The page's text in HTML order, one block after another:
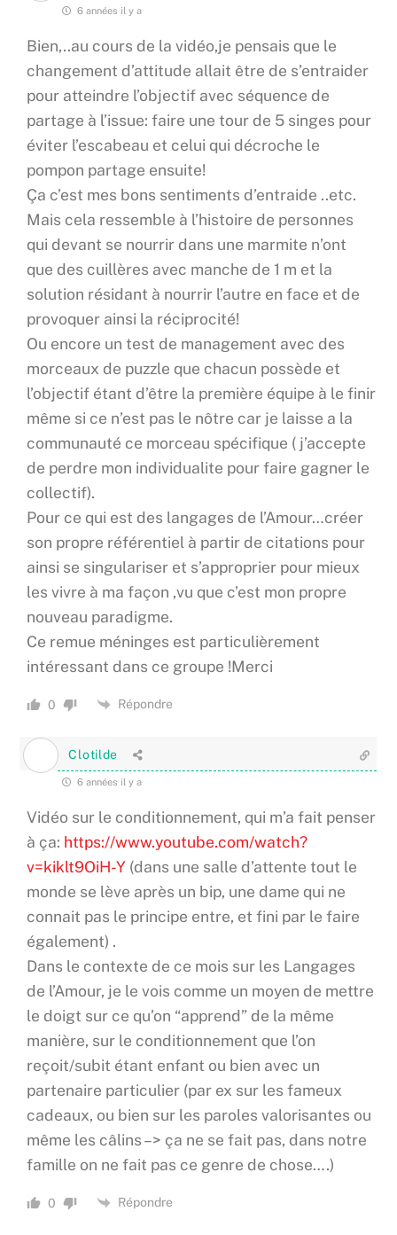
6 années il y a
Bien,..au cours de la vidéo,je pensais que le
changement d’attitude allait être de s’entraider
pour atteindre l’objectif avec séquence de
partage à l’issue: faire une tour de 5 singes pour
éviter l’escabeau et celui qui décroche le
pompon partage ensuite!
Ça c’est mes bons sentiments d’entraide ..etc.
Mais cela ressemble à l’histoire de personnes
qui devant se nourrir dans une marmite n’ont
que des cuillères avec manche de 1 m et la
solution résidant à nourrir l’autre en face et de
provoquer ainsi la réciprocité!
Ou encore un test de management avec des
morceaux de puzzle que chacun possède et
l’objectif étant d’être la première équipe à le finir
même si ce n’est pas le nôtre car je laisse a la
communauté ce morceau spécifique ( j’accepte
de perdre mon individualite pour faire gagner le
collectif).
Pour ce qui est des langages de l’Amour…créer
son propre référentiel à partir de citations pour
ainsi se singulariser et s’approprier pour mieux
les vivre à ma façon ,vu que c’est mon propre
nouveau paradigme.
Ce remue méninges est particulièrement
intéressant dans ce groupe !Merci
0 Répondre
Clotilde
6 années il y a
Vidéo sur le conditionnement, qui m’a fait penser
à ça: https://www.youtube.com/watch?
v=kiklt9OiH-Y (dans une salle d’attente tout le
monde se lève après un bip, une dame qui ne
connait pas le principe entre, et fini par le faire
également) .
Dans le contexte de ce mois sur les Langages
de l’Amour, je le vois comme un moyen de mettre
le doigt sur ce qu’on “apprend” de la même
manière, sur le conditionnement que l’on
reçoit/subit étant enfant ou bien avec un
partenaire particulier (par ex sur les fameux
cadeaux, ou bien sur les paroles valorisantes ou
même les câlins –> ça ne se fait pas, dans notre
famille on ne fait pas ce genre de chose….)
0 Répondre